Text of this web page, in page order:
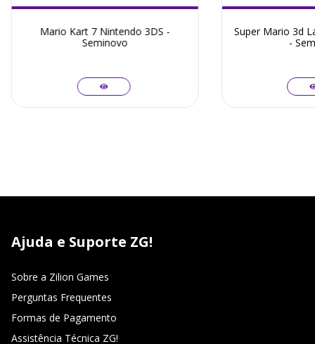
Mario Kart 7 Nintendo 3DS -
Seminovo
Super Mario 3d
-
Ajuda e Suporte ZG!
Sobre a Zilion Games
Perguntas Frequentes
Formas de Pagamento
Assistência Técnica ZG!